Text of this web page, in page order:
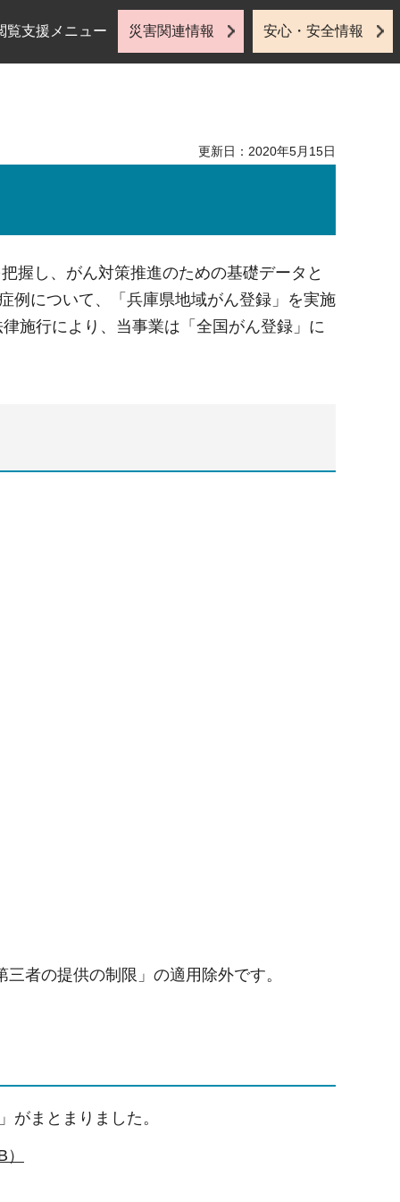
覧支援メニュー 災害関連情報 安心・安全情報
更新日：2020年5月15日
握し、がん対策推進のための基礎データと
例について、「兵庫県地域がん登録」を実施
施行により、当事業は「全国がん登録」に
者の提供の制限」の適用除外です。
がまとまりました。